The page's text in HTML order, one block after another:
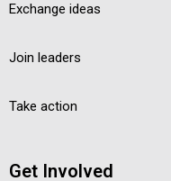
Exchange ideas
Join leaders
Take action
Get Involved